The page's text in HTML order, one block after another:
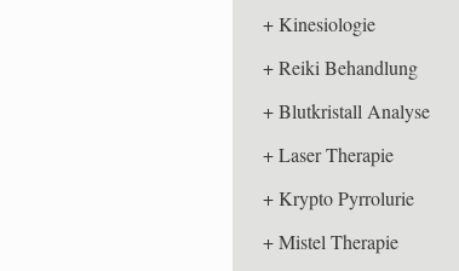
Kinesiologie
Reiki Behandlung
Blutkristall Analyse
Laser Therapie
Krypto Pyrrolurie
Mistel Therapie